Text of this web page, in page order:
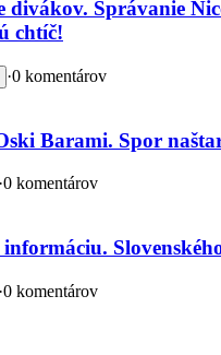
divákov. Správanie
chtíč!
·0 komentárov
Barami. Spor
·0 komentárov
informáciu.
·0 komentárov